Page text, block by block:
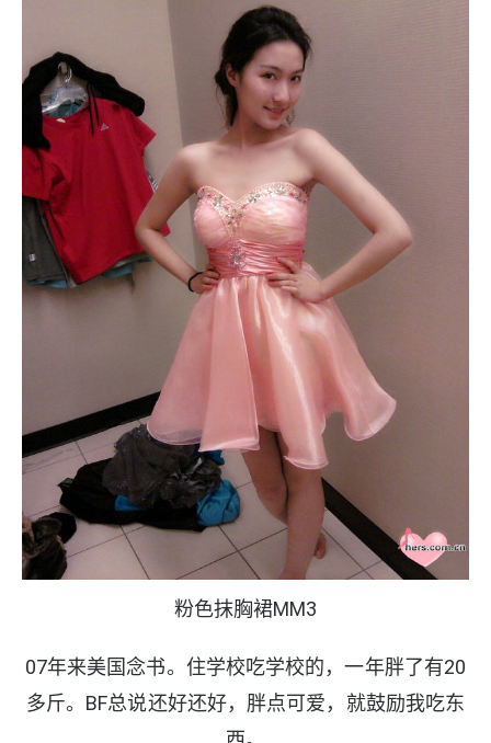
粉色抹胸裙MM3
07年来美国念书。住学校吃学校的，一年胖了有20
多斤。BF总说还好还好，胖点可爱，就鼓励我吃东